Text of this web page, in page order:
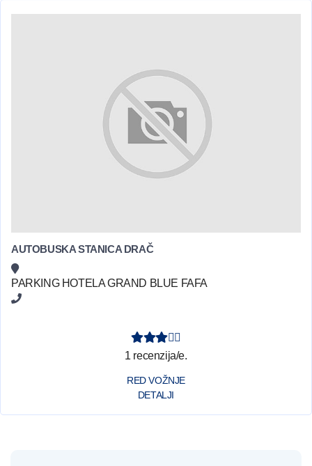
AUTOBUSKA STANICA DRAČ
PARKING HOTELA GRAND BLUE FAFA
1 recenzija/e.
RED VOŽNJE
DETALJI